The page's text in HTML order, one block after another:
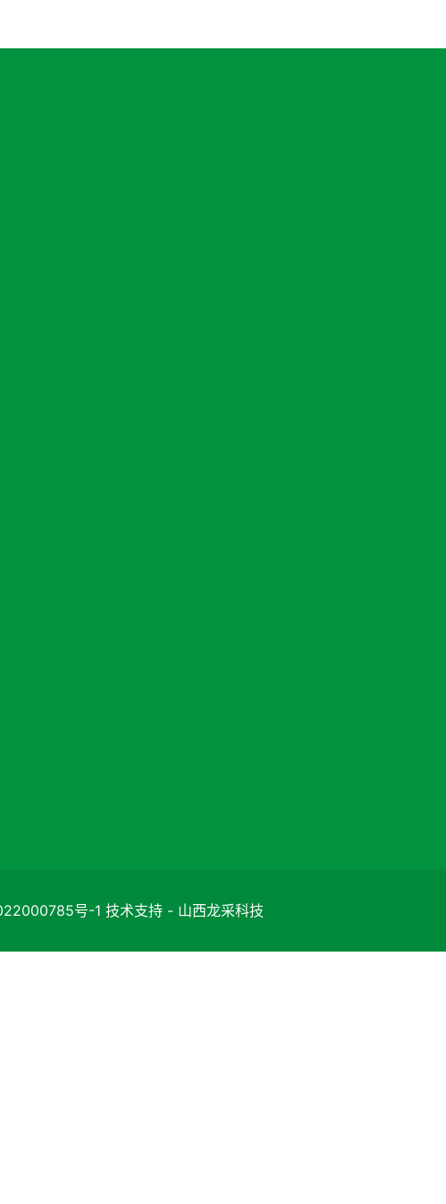
号-1 技术支持 - 山西龙采科技